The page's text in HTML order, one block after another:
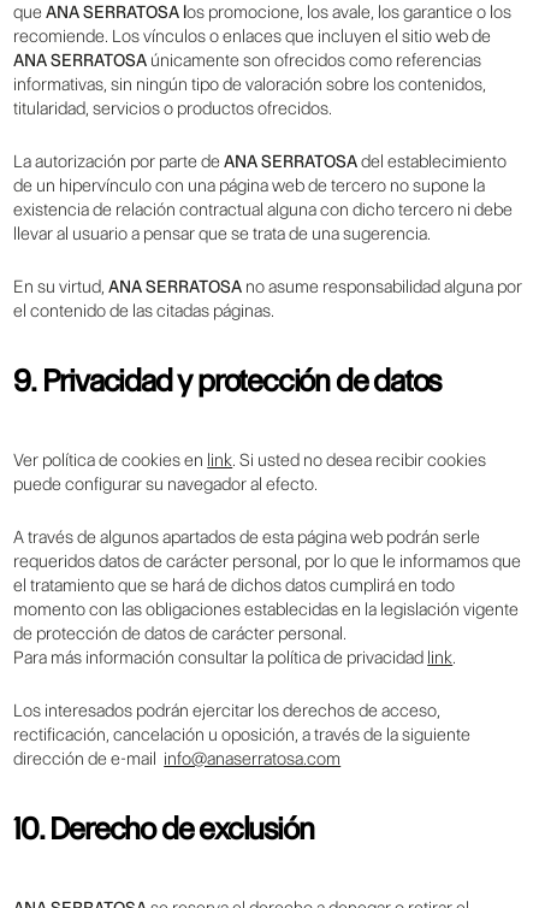
queANA SERRATOSA los promocione, los avale, los garantice o los
recomiende. Los vínculos o enlaces que incluyen el sitio web de
ANA SERRATOSA únicamente son ofrecidos como referencias
informativas, sin ningún tipo de valoración sobre los contenidos,
titularidad, servicios o productos ofrecidos.
La autorización por parte deANA SERRATOSAdel establecimiento
de un hipervínculo con una página web de tercero no supone la
existencia de relación contractual alguna con dicho tercero ni debe
llevar al usuario a pensar que se trata de una sugerencia.
En su virtud,ANA SERRATOSA no asume responsabilidad alguna por
el contenido de las citadas páginas.
9. Privacidad y protección de datos
Ver política de cookies en link. Si usted no desea recibir cookies
puede configurar su navegador al efecto.
A través de algunos apartados de esta página web podrán serle
requeridos datos de carácter personal, por lo que le informamos que
el tratamiento que se hará de dichos datos cumplirá en todo
momento con las obligaciones establecidas en la legislación vigente
de protección de datos de carácter personal.
Para más información consultar la política de privacidad link.
Los interesados podrán ejercitar los derechos de acceso,
rectificación, cancelación u oposición, a través de la siguiente
dirección de e-mail info@anaserratosa.com
10. Derecho de exclusión